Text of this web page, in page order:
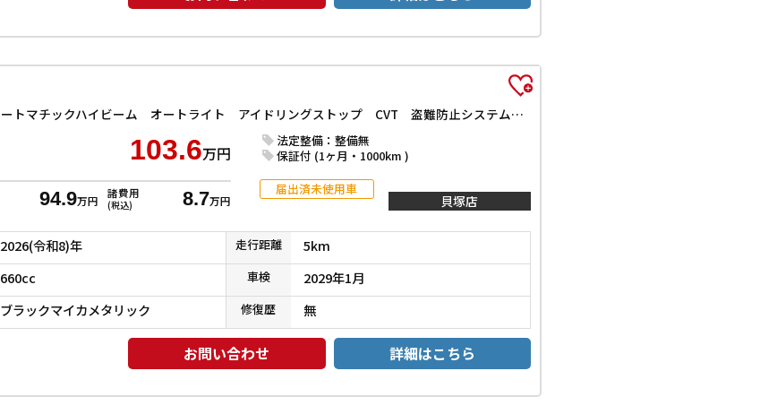
L SAIII 届出済未使用車 クリアランスソナー 衝突被害軽減システム オートマチックハイビーム オートライト アイドリングストップ CVT 盗難防止システム ABS ESC 衝突安全ボディ エアコン
103.6万円
94.9万円
諸費用
(税込) 8.7万円
法定整備：整備無
保証付 (1ヶ月・1000km )
届出済未使用車
貝塚店
2026(令和8)年 走行距離 5km
660cc 車検 2029年1月
ブラックマイカメタリック 修復歴 無
お問い合わせ 詳細はこちら